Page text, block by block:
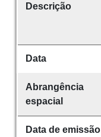
Descrição
Data
Abrangência
espacial
Data de emissão